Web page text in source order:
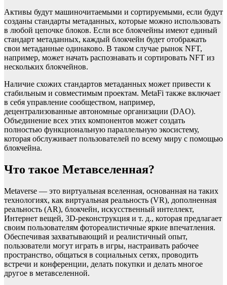
Активы будут машиночитаемыми и сортируемыми, если будут
созданы стандарты метаданных, которые можно использовать
в любой цепочке блоков. Если все блокчейны имеют единый
стандарт метаданных, каждый блокчейн будет отображать
свои метаданные одинаково. В таком случае рынок NFT,
например, может начать распознавать и сортировать NFT из
нескольких блокчейнов.
Наличие схожих стандартов метаданных может привести к
стабильным и совместимым проектам. MetaFi также включает
в себя управление сообществом, например,
децентрализованные автономные организации (DAO).
Объединение всех этих компонентов может создать
полностью функциональную параллельную экосистему,
которая обслуживает пользователей по всему миру с помощью
блокчейна.
Что такое Метавселенная?
Metaverse — это виртуальная вселенная, основанная на таких
технологиях, как виртуальная реальность (VR), дополненная
реальность (AR), блокчейн, искусственный интеллект,
Интернет вещей, 3D-реконструкция и т. д., которая предлагает
своим пользователям фотореалистичные яркие впечатления.
Обеспечивая захватывающий и реалистичный опыт,
пользователи могут играть в игры, настраивать рабочее
пространство, общаться в социальных сетях, проводить
встречи и конференции, делать покупки и делать многое
другое в метавселенной.